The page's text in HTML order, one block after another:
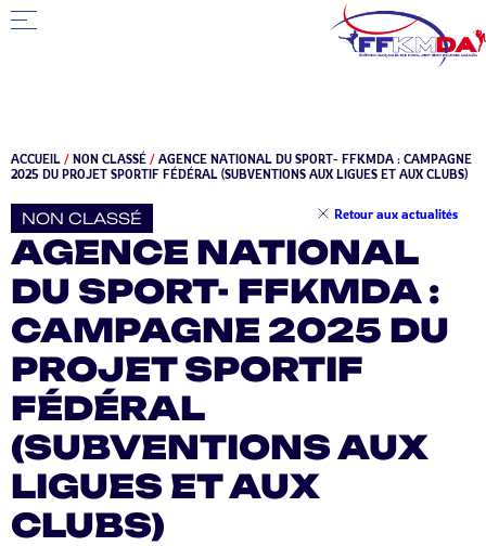
ACCUEIL / NON CLASSÉ / AGENCE NATIONAL DU SPORT- FFKMDA : CAMPAGNE
2025 DU PROJET SPORTIF FÉDÉRAL (SUBVENTIONS AUX LIGUES ET AUX CLUBS)
NON CLASSÉ Retour aux actualités
AGENCE NATIONAL
DU SPORT- FFKMDA :
CAMPAGNE 2025 DU
PROJET SPORTIF
FÉDÉRAL
(SUBVENTIONS AUX
LIGUES ET AUX
CLUBS)